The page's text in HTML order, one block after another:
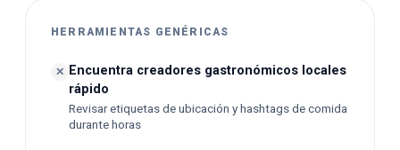
HERRAMIENTAS GENÉRICAS
✕
Encuentra creadores gastronómicos locales
rápido
Revisar etiquetas de ubicación y hashtags de comida
durante horas